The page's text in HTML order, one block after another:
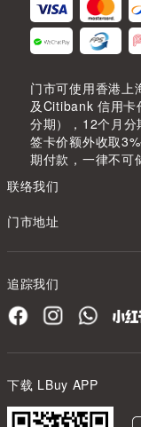
门市可使用香港上
及Citibank 信用卡
分期），12个月
签卡价额外收取
期付款，一律不可
联络我们
门市地址
追踪我们
下载 LBuy APP